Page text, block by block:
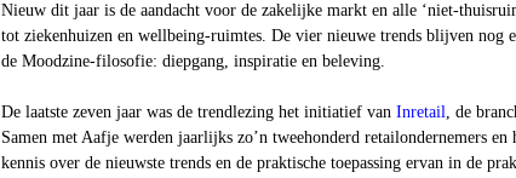
Nieuw dit jaar is de aandacht voor de zakelijke markt en alle ‘niet-
tot ziekenhuizen en wellbeing-ruimtes. De vier nieuwe trends blijven nog
de Moodzine-filosofie: diepgang, inspiratie en beleving.
De laatste zeven jaar was de trendlezing het initiatief van Inretail, de
Samen met Aafje werden jaarlijks zo’n tweehonderd retailondernemers
kennis over de nieuwste trends en de praktische toepassing ervan in de